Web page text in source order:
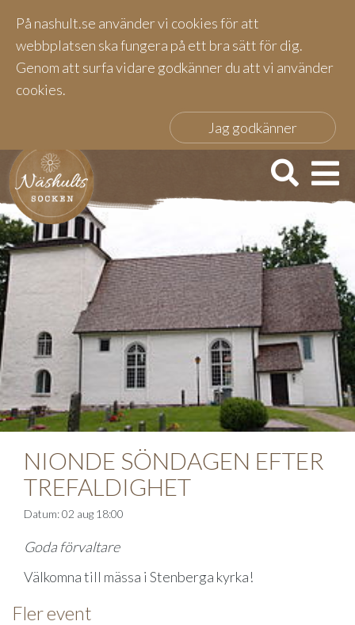
På nashult.se använder vi cookies för att
webbplatsen ska fungera på ett bra sätt för dig.
Genom att surfa vidare godkänner du att vi använder
cookies.
Jag godkänner
Fler event
NIONDE SÖNDAGEN EFTER
TREFALDIGHET
Datum: 02 aug 18:00
Goda förvaltare
Välkomna till mässa i Stenberga kyrka!